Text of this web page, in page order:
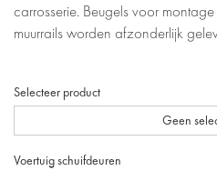
carrosserie. Beugels voor
muurrails worden afzonderlijk
Selecteer product
Geen
Voertuig schuifdeuren